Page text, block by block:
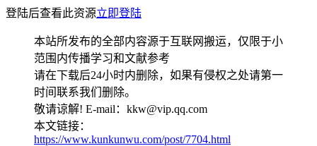
登陆后查看此资源立即登陆
本站所发布的全部内容源于互联网搬运，仅限于小
范围内传播学习和文献参考
请在下载后24小时内删除，如果有侵权之处请第一
时间联系我们删除。
敬请谅解! E-mail：kkw@vip.qq.com
本文链接：
https://www.kunkunwu.com/post/7704.html